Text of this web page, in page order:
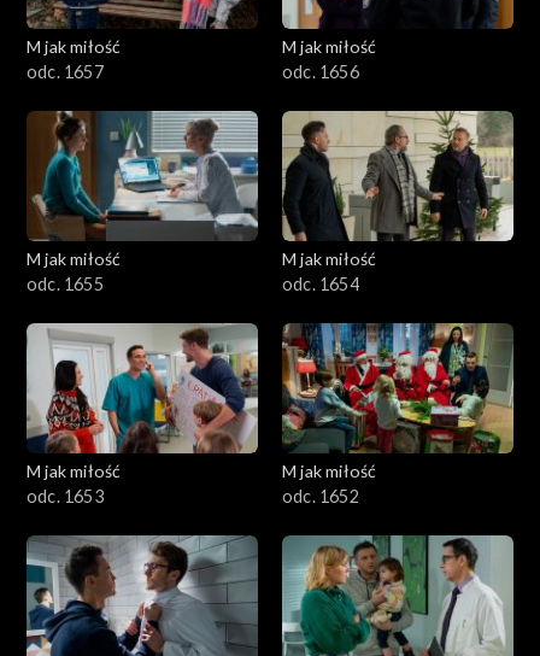
M jak miłość
odc. 1657
M jak miłość
odc. 1656
M jak miłość
odc. 1655
M jak miłość
odc. 1654
M jak miłość
odc. 1653
M jak miłość
odc. 1652